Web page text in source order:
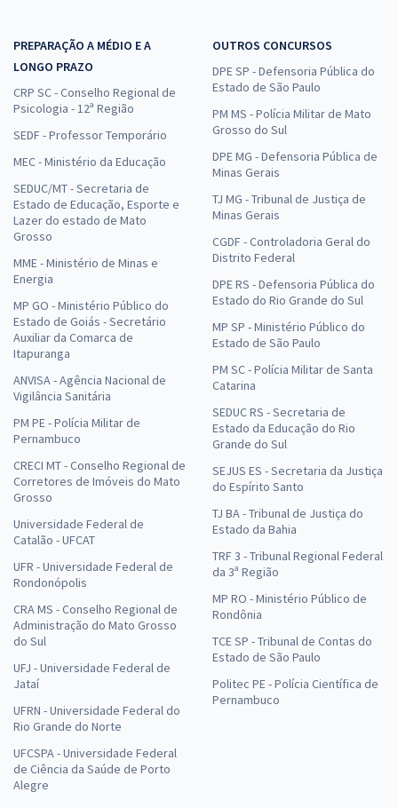
PREPARAÇÃO A MÉDIO E A
LONGO PRAZO
CRP SC - Conselho Regional de
Psicologia - 12ª Região
SEDF - Professor Temporário
MEC - Ministério da Educação
SEDUC/MT - Secretaria de
Estado de Educação, Esporte e
Lazer do estado de Mato
Grosso
MME - Ministério de Minas e
Energia
MP GO - Ministério Público do
Estado de Goiás - Secretário
Auxiliar da Comarca de
Itapuranga
ANVISA - Agência Nacional de
Vigilância Sanitária
PM PE - Polícia Militar de
Pernambuco
CRECI MT - Conselho Regional de
Corretores de Imóveis do Mato
Grosso
Universidade Federal de
Catalão - UFCAT
UFR - Universidade Federal de
Rondonópolis
CRA MS - Conselho Regional de
Administração do Mato Grosso
do Sul
UFJ - Universidade Federal de
Jataí
UFRN - Universidade Federal do
Rio Grande do Norte
UFCSPA - Universidade Federal
de Ciência da Saúde de Porto
Alegre
OUTROS CONCURSOS
DPE SP - Defensoria Pública do
Estado de São Paulo
PM MS - Polícia Militar de Mato
Grosso do Sul
DPE MG - Defensoria Pública de
Minas Gerais
TJ MG - Tribunal de Justiça de
Minas Gerais
CGDF - Controladoria Geral do
Distrito Federal
DPE RS - Defensoria Pública do
Estado do Rio Grande do Sul
MP SP - Ministério Público do
Estado de São Paulo
PM SC - Polícia Militar de Santa
Catarina
SEDUC RS - Secretaria de
Estado da Educação do Rio
Grande do Sul
SEJUS ES - Secretaria da Justiça
do Espírito Santo
TJ BA - Tribunal de Justiça do
Estado da Bahia
TRF 3 - Tribunal Regional Federal
da 3ª Região
MP RO - Ministério Público de
Rondônia
TCE SP - Tribunal de Contas do
Estado de São Paulo
Politec PE - Polícia Científica de
Pernambuco